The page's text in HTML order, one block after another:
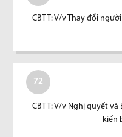
CBTT: V/v Thay đổi
72
CBTT: V/v Nghị quyết
kiến